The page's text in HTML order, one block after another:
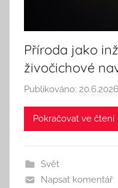
Příroda jako
živočichové
Publikováno: 20.6.2026
Pokračovat ve čtení
Svět
Napsat komentář